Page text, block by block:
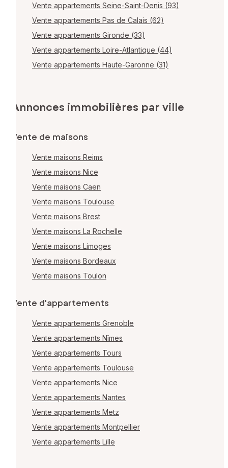
Vente appartements Seine-Saint-Denis (93)
Vente appartements Pas de Calais (62)
Vente appartements Gironde (33)
Vente appartements Loire-Atlantique (44)
Vente appartements Haute-Garonne (31)
Annonces immobilières par ville
Vente de maisons
Vente maisons Reims
Vente maisons Nice
Vente maisons Caen
Vente maisons Toulouse
Vente maisons Brest
Vente maisons La Rochelle
Vente maisons Limoges
Vente maisons Bordeaux
Vente maisons Toulon
Vente d'appartements
Vente appartements Grenoble
Vente appartements Nîmes
Vente appartements Tours
Vente appartements Toulouse
Vente appartements Nice
Vente appartements Nantes
Vente appartements Metz
Vente appartements Montpellier
Vente appartements Lille